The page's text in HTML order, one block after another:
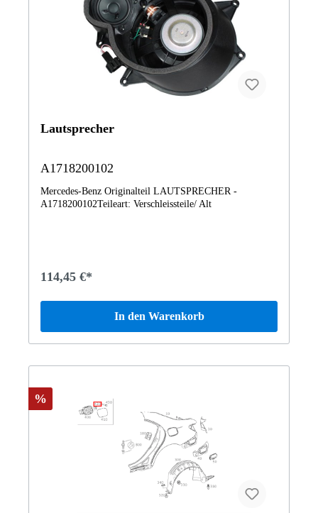
Lautsprecher
A1718200102
Mercedes-Benz Originalteil LAUTSPRECHER -
A1718200102Teileart: Verschleissteile/ Alt
114,45 €*
In den Warenkorb
%